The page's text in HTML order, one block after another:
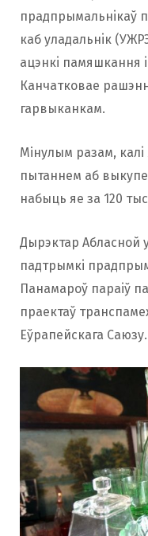
прадпрымальнiкаў
каб уладальнiк
ацэнкi памяшкання
Канчатковае
гарвыканкам.
Мінулым разам,
пытаннем аб
набыць яе за 120
Дырэктар Абласной
падтрымкi
Панамароў параiў
праектаў
Еўрапейскага Саюзу.